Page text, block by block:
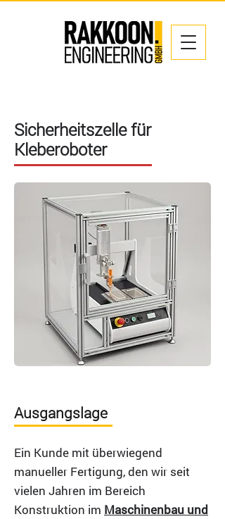
Sicherheitszelle für
Kleberoboter
Ausgangslage
Ein Kunde mit überwiegend
manueller Fertigung, den wir seit
vielen Jahren im Bereich
Konstruktion im Maschinenbau und